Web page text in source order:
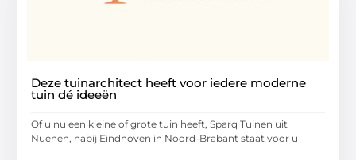
Deze tuinarchitect heeft voor iedere moderne
tuin dé ideeën
Of u nu een kleine of grote tuin heeft, Sparq Tuinen uit
Nuenen, nabij Eindhoven in Noord-Brabant staat voor u